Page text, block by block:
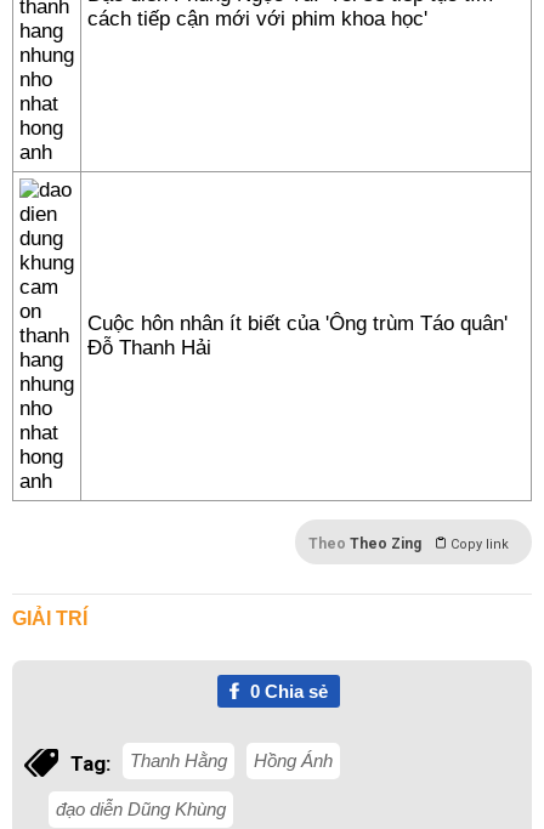
cách tiếp cận mới với phim khoa học'
Cuộc hôn nhân ít biết của 'Ông trùm Táo quân'
Đỗ Thanh Hải
Theo Theo Zing Copy link
GIẢI TRÍ
0Chia sẻ
Tag: Thanh Hằng Hồng Ánh
đạo diễn Dũng Khùng